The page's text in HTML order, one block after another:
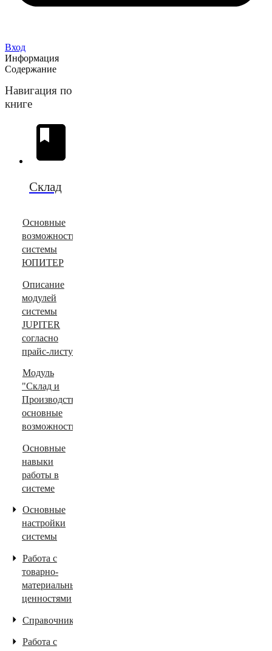
Вход
Информация
Содержание
Навигация по
книге
Склад
Основные
возможности
системы
ЮПИТЕР
Описание
модулей
системы
JUPITER
согласно
прайс-листу
Модуль
"Склад и
Производство"
основные
возможности.
Основные
навыки
работы в
системе
Основные
настройки
системы
Работа с
товарно-
материальными
ценностями
Справочники
Работа с